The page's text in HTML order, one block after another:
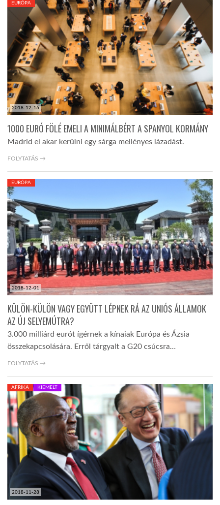
2018-12-16
EURÓPA
1000 EURÓ FÖLÉ EMELI A MINIMÁLBÉRT A SPANYOL KORMÁNY
Madrid el akar kerülni egy sárga mellényes lázadást.
FOLYTATÁS →
2018-12-01
EURÓPA
KÜLÖN-KÜLÖN VAGY EGYÜTT LÉPNEK RÁ AZ UNIÓS ÁLLAMOK
AZ ÚJ SELYEMÚTRA?
3.000 milliárd eurót ígérnek a kínaiak Európa és Ázsia
összekapcsolására. Erről tárgyalt a G20 csúcsra…
FOLYTATÁS →
2018-11-28
AFRIKA KIEMELT